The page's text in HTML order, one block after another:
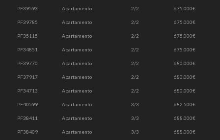
PF39593 Apartamento 2/2 675.000€
PF39785 Apartamento 2/2 675.000€
PF35115 Apartamento 2/2 675.000€
PF34851 Apartamento 2/2 675.000€
PF39770 Apartamento 2/2 680.000€
PF37917 Apartamento 2/2 680.000€
PF34713 Apartamento 2/2 680.000€
PF40599 Apartamento 3/3 682.500€
PF38411 Apartamento 3/3 688.000€
PF38409 Apartamento 3/3 688.000€